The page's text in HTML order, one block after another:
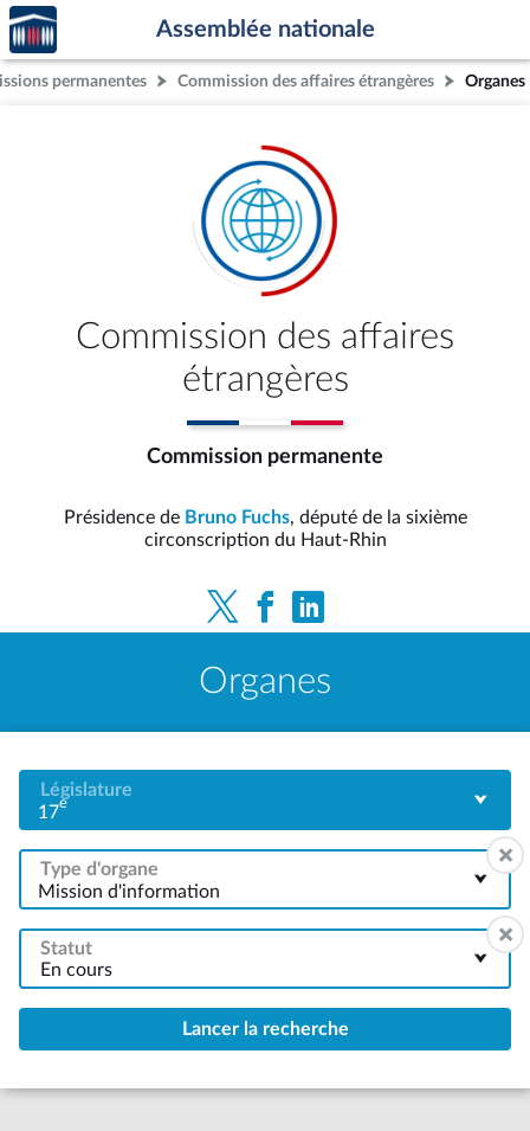
Aller au contenu
Aller en bas de la page
Accèder
à la
page
d'accueil
Assemblée nationale
permanentes Commission des affaires étrangères Organes
Commission des affaires
étrangères
Commission permanente
Présidence de Bruno Fuchs, député de la sixième
circonscription du Haut-Rhin
Organes
Législature
17e
Type d'organe
Mission d'information
Statut